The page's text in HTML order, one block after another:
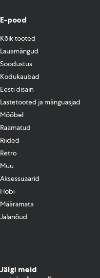
E-pood
Kõik tooted
Lauamängud
Soodustus
Kodukaubad
Eesti disain
Lastetooted ja mänguasjad
Mööbel
Raamatud
Riided
Retro
Muu
Aksessuaarid
Hobi
Määramata
Jalanõud
Jälgi meid